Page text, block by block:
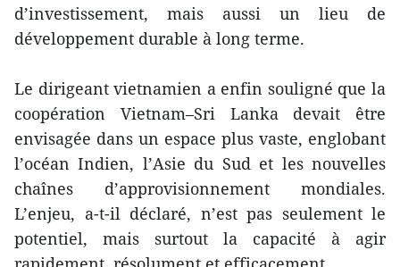
d’investissement, mais aussi un lieu de
développement durable à long terme.
Le dirigeant vietnamien a enfin souligné que la
coopération Vietnam–Sri Lanka devait être
envisagée dans un espace plus vaste, englobant
l’océan Indien, l’Asie du Sud et les nouvelles
chaînes d’approvisionnement mondiales.
L’enjeu, a-t-il déclaré, n’est pas seulement le
potentiel, mais surtout la capacité à agir